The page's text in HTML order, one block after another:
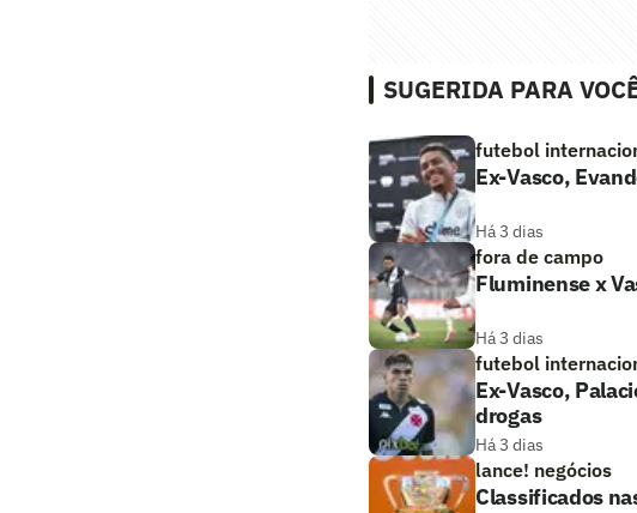
SUGERIDA PARA
futebol
Ex-Vasco,
Há 3 dias
fora de campo
Fluminense x
Há 3 dias
futebol
Ex-Vasco,
drogas
Há 3 dias
lance! negócios
Classificados